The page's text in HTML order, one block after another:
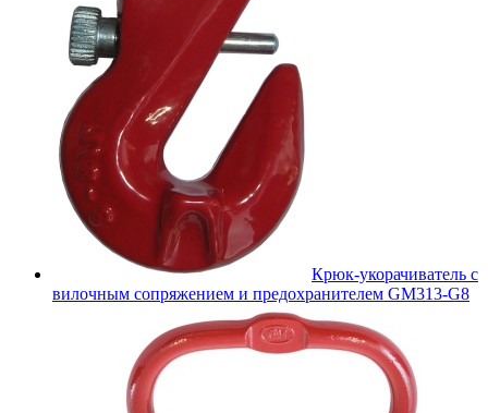
Крюк-укорачиватель с
вилочным сопряжением и предохранителем GM313-G8